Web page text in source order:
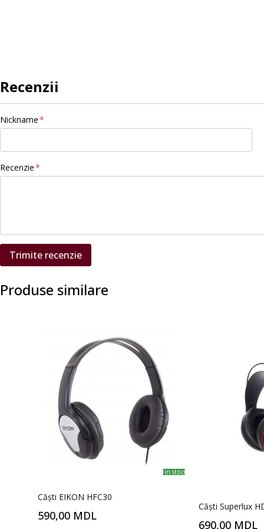
Recenzii
Nickname
Recenzie
Trimite recenzie
Produse similare
in stoc
Căști EIKON HFC30
590,00 MDL
Căști Superlux
690,00 MDL